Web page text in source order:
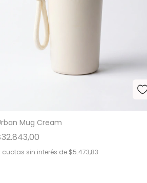
Mug Cream
cuotas sin interés de $5.473,83